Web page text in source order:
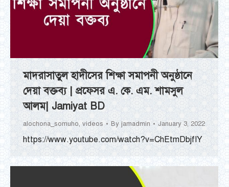
মাদরাসাতুল হাদীসের শিক্ষা সমাপনী অনুষ্ঠানে
দেয়া বক্তব্য | প্রফেসর এ. কে. এম. শামসুল
আলম| Jamiyat BD
alochona_somuho, videos By jamadmin January 3, 2022
https://www.youtube.com/watch?v=ChEtmDbjfIY